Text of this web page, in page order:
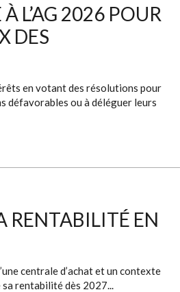
L’AG 2026 POUR
DES
en votant des résolutions pour
défavorables ou à déléguer leurs
RENTABILITÉ EN
centrale d’achat et un contexte
rentabilité dès 2027...